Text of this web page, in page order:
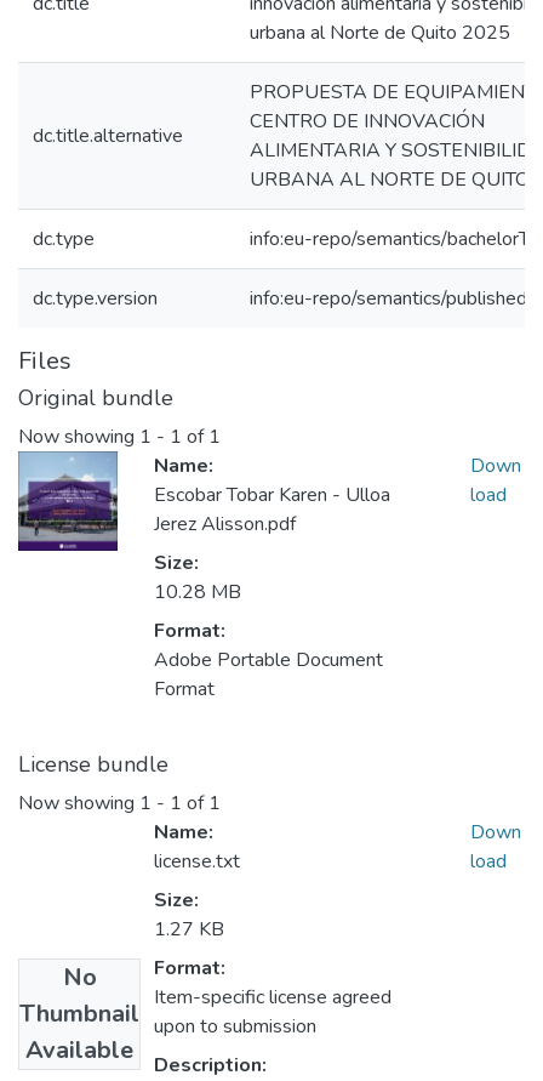
urbana al Norte de Quito 2025
dc.title.alternative
PROPUESTA DE
CENTRO DE INNOVACIÓN
ALIMENTARIA Y
URBANA AL NORTE DE QUITO
dc.type info:eu-repo/semantics/
dc.type.version info:eu-repo/semantics/
Files
Original bundle
Now showing 1 - 1 of 1
Name:
Escobar Tobar Karen - Ulloa
Jerez Alisson.pdf
Size:
10.28 MB
Format:
Adobe Portable Document
Format
Down
load
License bundle
Now showing 1 - 1 of 1
No
Thumbnail
Available
Name:
license.txt
Size:
1.27 KB
Format:
Item-specific license agreed
upon to submission
Description:
Down
load